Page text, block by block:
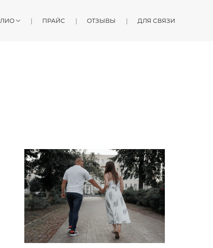
ПРАЙС ОТЗЫВЫ ДЛЯ СВЯЗИ